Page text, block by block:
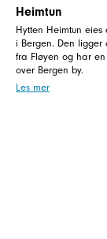
Heimtun
Hytten Heimtun eies
i Bergen. Den ligger
fra Fløyen og har
over Bergen by.
Les mer